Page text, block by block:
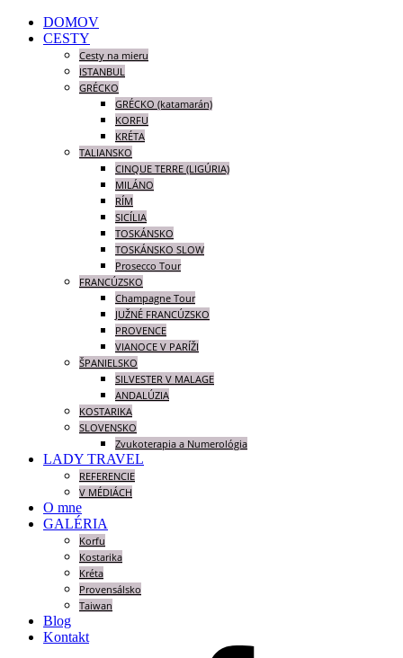
DOMOV
CESTY
Cesty na mieru
ISTANBUL
GRÉCKO
GRÉCKO (katamarán)
KORFU
KRÉTA
TALIANSKO
CINQUE TERRE (LIGÚRIA)
MILÁNO
RÍM
SICÍLIA
TOSKÁNSKO
TOSKÁNSKO SLOW
Prosecco Tour
FRANCÚZSKO
Champagne Tour
JUŽNÉ FRANCÚZSKO
PROVENCE
VIANOCE V PARÍŽI
ŠPANIELSKO
SILVESTER V MALAGE
ANDALÚZIA
KOSTARIKA
SLOVENSKO
Zvukoterapia a Numerológia
LADY TRAVEL
REFERENCIE
V MÉDIÁCH
O mne
GALÉRIA
Korfu
Kostarika
Kréta
Provensálsko
Taiwan
Blog
Kontakt